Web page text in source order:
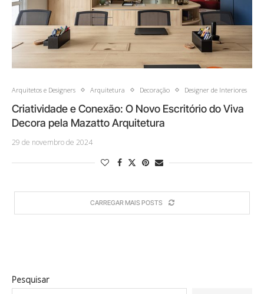
Arquitetos e Designers Arquitetura Decoração Designer de Interiores
Criatividade e Conexão: O Novo Escritório do Viva
Decora pela Mazatto Arquitetura
29 de novembro de 2024
CARREGAR MAIS POSTS
Pesquisar